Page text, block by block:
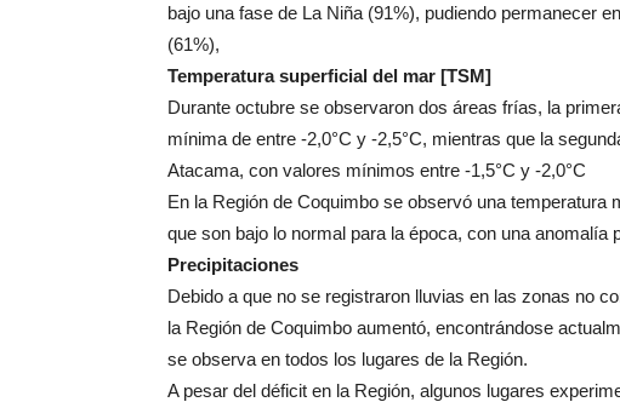
bajo una fase de La Niña (91%), pudiendo permanecer
(61%),
Temperatura superficial del mar [TSM]
Durante octubre se observaron dos áreas frías, la
mínima de entre -2,0°C y -2,5°C, mientras que la
Atacama, con valores mínimos entre -1,5°C y -2,0°C
En la Región de Coquimbo se observó una temperatura
que son bajo lo normal para la época, con una anomalía
Precipitaciones
Debido a que no se registraron lluvias en las zonas no
la Región de Coquimbo aumentó, encontrándose
se observa en todos los lugares de la Región.
A pesar del déficit en la Región, algunos lugares